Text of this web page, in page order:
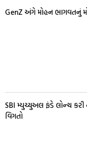
GenZ અંગે મોહન ભાગવતનું
SBI મ્યુચ્યુઅલ ફંડે લોન્ચ કરી
વિગતો